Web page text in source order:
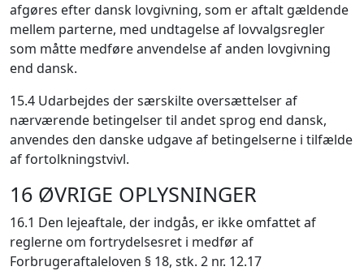
afgøres efter dansk lovgivning, som er aftalt gældende
mellem parterne, med undtagelse af lovvalgsregler
som måtte medføre anvendelse af anden lovgivning
end dansk.
15.4 Udarbejdes der særskilte oversættelser af
nærværende betingelser til andet sprog end dansk,
anvendes den danske udgave af betingelserne i tilfælde
af fortolkningstvivl.
16 ØVRIGE OPLYSNINGER
16.1 Den lejeaftale, der indgås, er ikke omfattet af
reglerne om fortrydelsesret i medfør af
Forbrugeraftaleloven § 18, stk. 2 nr. 12.17